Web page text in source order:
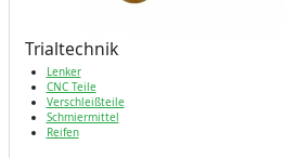
Trialtechnik
Lenker
CNC Teile
Verschleißteile
Schmiermittel
Reifen